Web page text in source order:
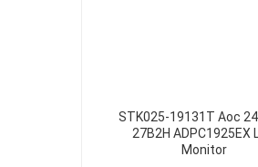
STK025-19131T Aoc
27B2H ADPC1925EX
Monitor